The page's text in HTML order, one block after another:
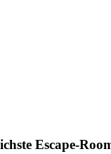
Escape-